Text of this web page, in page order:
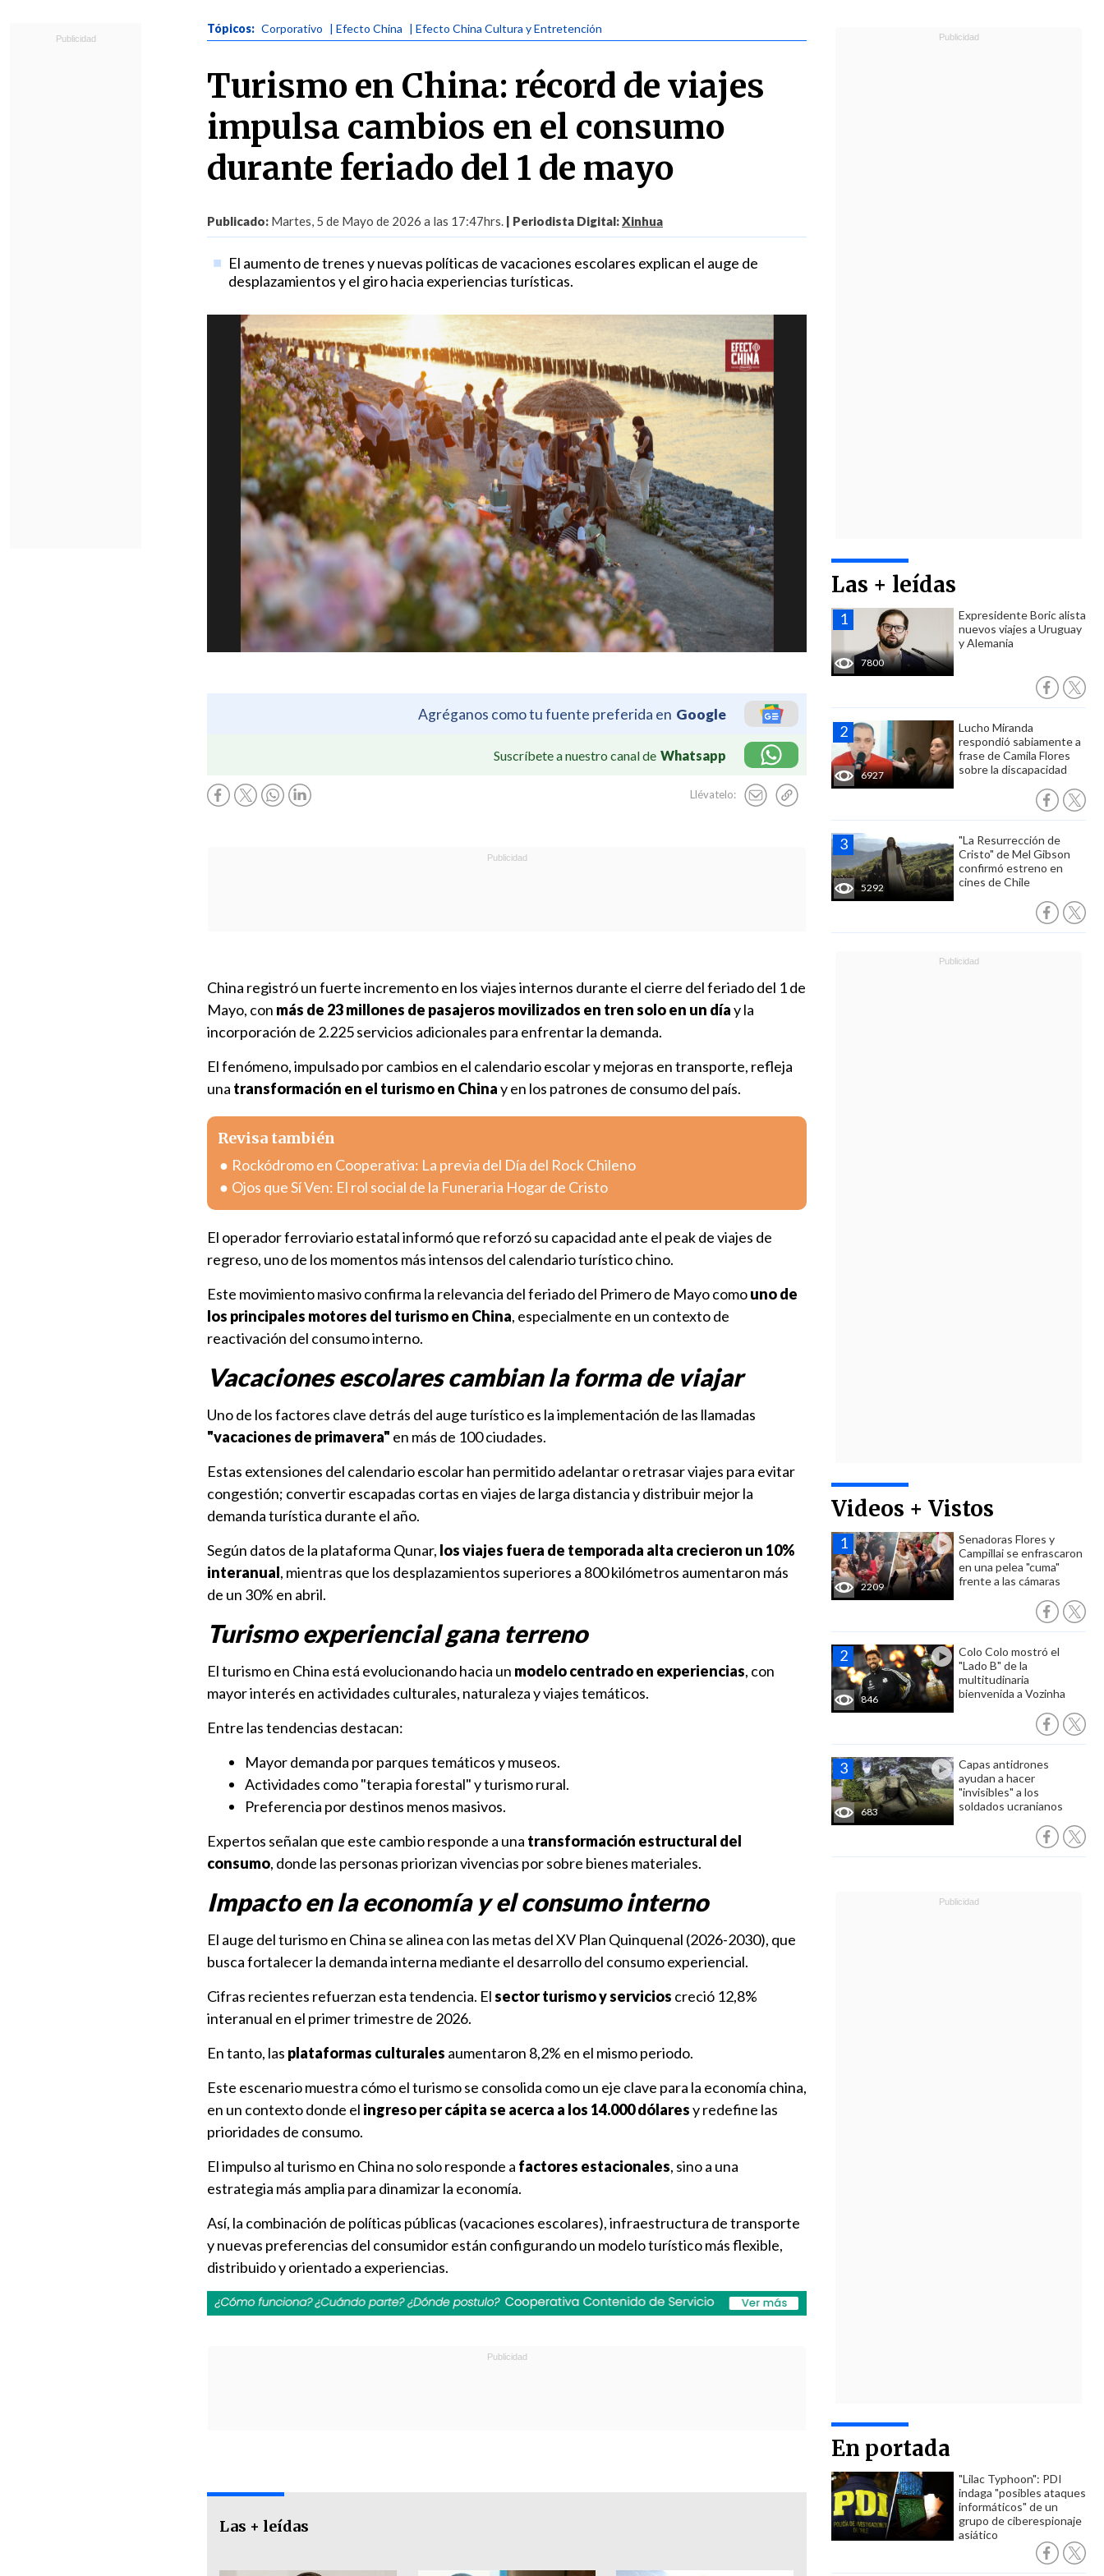
Tópicos: Corporativo | Efecto China | Efecto China Cultura y Entretención
Turismo en China: récord de viajes
impulsa cambios en el consumo
durante feriado del 1 de mayo
Publicado: Martes, 5 de Mayo de 2026 a las 17:47hrs. | Periodista Digital:Xinhua
El aumento de trenes y nuevas políticas de vacaciones escolares explican el auge de
desplazamientos y el giro hacia experiencias turísticas.
Agréganos como tu fuente preferida en Google
Suscríbete a nuestro canal de Whatsapp
Llévatelo:
Las + leídas
7800
Expresidente Boric alista
nuevos viajes a Uruguay
y Alemania
6927
Lucho Miranda
respondió sabiamente a
frase de Camila Flores
sobre la discapacidad
5292
"La Resurrección de
Cristo" de Mel Gibson
confirmó estreno en
cines de Chile
Videos + Vistos
2209
Senadoras Flores y
Campillai se enfrascaron
en una pelea "cuma"
frente a las cámaras
846
Colo Colo mostró el
"Lado B" de la
multitudinaria
bienvenida a Vozinha
683
Capas antidrones
ayudan a hacer
"invisibles" a los
soldados ucranianos
En portada
"Lilac Typhoon": PDI
indaga "posibles ataques
informáticos" de un
grupo de ciberespionaje
asiático
China registró un fuerte incremento en los viajes internos durante el cierre del feriado del 1 de
Mayo, con más de 23 millones de pasajeros movilizados en tren solo en un díay la
incorporación de 2.225 servicios adicionales para enfrentar la demanda.
El fenómeno, impulsado por cambios en el calendario escolar y mejoras en transporte, refleja
una transformación en el turismo en Chinay en los patrones de consumo del país.
Revisa también
Rockódromo en Cooperativa: La previa del Día del Rock Chileno
Ojos que Sí Ven: El rol social de la Funeraria Hogar de Cristo
El operador ferroviario estatal informó que reforzó su capacidad ante el peak de viajes de
regreso, uno de los momentos más intensos del calendario turístico chino.
Este movimiento masivo confirma la relevancia del feriado del Primero de Mayo comouno de
los principales motores del turismo en China, especialmente en un contexto de
reactivación del consumo interno.
Vacaciones escolares cambian la forma de viajar
Uno de los factores clave detrás del auge turístico es la implementación de las llamadas
"vacaciones de primavera" en más de 100 ciudades.
Estas extensiones del calendario escolar han permitido adelantar o retrasar viajes para evitar
congestión; convertir escapadas cortas en viajes de larga distancia y distribuir mejor la
demanda turística durante el año.
Según datos de la plataforma Qunar, los viajes fuera de temporada alta crecieron un 10%
interanual, mientras que los desplazamientos superiores a 800 kilómetros aumentaron más
de un 30% en abril.
Turismo experiencial gana terreno
El turismo en China está evolucionando hacia un modelo centrado en experiencias, con
mayor interés en actividades culturales, naturaleza y viajes temáticos.
Entre las tendencias destacan:
Mayor demanda por parques temáticos y museos.
Actividades como "terapia forestal" y turismo rural.
Preferencia por destinos menos masivos.
Expertos señalan que este cambio responde a una transformación estructural del
consumo, donde las personas priorizan vivencias por sobre bienes materiales.
Impacto en la economía y el consumo interno
El auge del turismo en China se alinea con las metas del XV Plan Quinquenal (2026-2030), que
busca fortalecer la demanda interna mediante el desarrollo del consumo experiencial.
Cifras recientes refuerzan esta tendencia. Elsector turismo y servicios creció 12,8%
interanual en el primer trimestre de 2026.
En tanto, las plataformas culturales aumentaron 8,2% en el mismo periodo.
Este escenario muestra cómo el turismo se consolida como un eje clave para la economía china,
en un contexto donde el ingreso per cápita se acerca a los 14.000 dólaresy redefine las
prioridades de consumo.
El impulso al turismo en China no solo responde a factores estacionales, sino a una
estrategia más amplia para dinamizar la economía.
Así, la combinación de políticas públicas (vacaciones escolares), infraestructura de transporte
y nuevas preferencias del consumidor están configurando un modelo turístico más flexible,
distribuido y orientado a experiencias.
Las + leídas